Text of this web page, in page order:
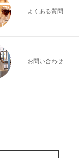
よくある質問
お問い合わせ